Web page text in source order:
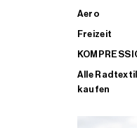
Aero
Freizeit
Alle
kaufen